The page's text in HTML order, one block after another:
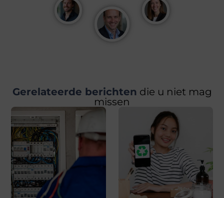
Gerelateerde berichten die u niet mag
missen